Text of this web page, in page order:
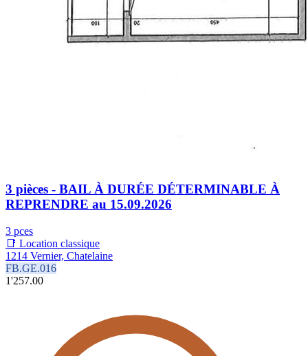
3 pièces - BAIL À DURÉE DÉTERMINABLE À
REPRENDRE au 15.09.2026
3 pces
📑 Location classique
1214 Vernier, Chatelaine
FB.GE.016
1'257.00